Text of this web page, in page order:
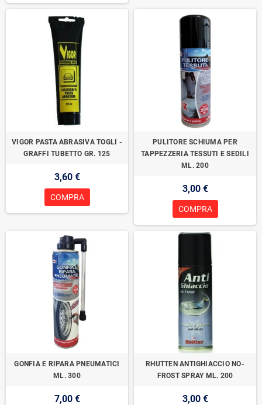
VIGOR PASTA ABRASIVA TOGLI -
GRAFFI TUBETTO GR. 125
3,60 €
COMPRA
PULITORE SCHIUMA PER
TAPPEZZERIA TESSUTI E SEDILI
ML. 200
3,00 €
COMPRA
GONFIA E RIPARA PNEUMATICI
ML. 300
7,00 €
RHUTTEN ANTIGHIACCIO NO-
FROST SPRAY ML. 200
3,00 €